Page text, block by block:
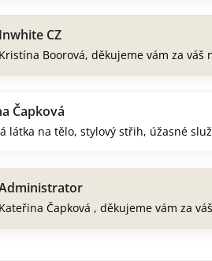
Inwhite CZ
Kristína Boorová, děkujeme vám za váš
Čapková
látka na tělo, stylový střih, úžasné
Kateřina Čapková , děkujeme vám za